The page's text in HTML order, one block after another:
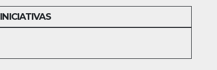
INICIATIVAS